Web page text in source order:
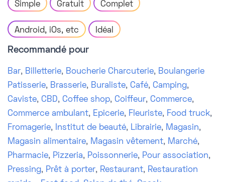
Simple Gratuit Complet
Android, iOs, etc Idéal
Recommandé pour
Bar, Billetterie, Boucherie Charcuterie, Boulangerie
Patisserie, Brasserie, Buraliste, Café, Camping,
Caviste, CBD, Coffee shop, Coiffeur, Commerce,
Commerce ambulant, Epicerie, Fleuriste, Food truck,
Fromagerie, Institut de beauté, Librairie, Magasin,
Magasin alimentaire, Magasin vêtement, Marché,
Pharmacie, Pizzeria, Poissonnerie, Pour association,
Pressing, Prêt à porter, Restaurant, Restauration